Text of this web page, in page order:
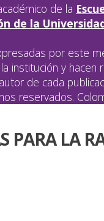
de la
de la
por este
institución y hacen
de cada
reservados.
PARA LA